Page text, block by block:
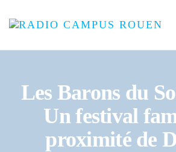
Les Barons du
Un festival
proximité de